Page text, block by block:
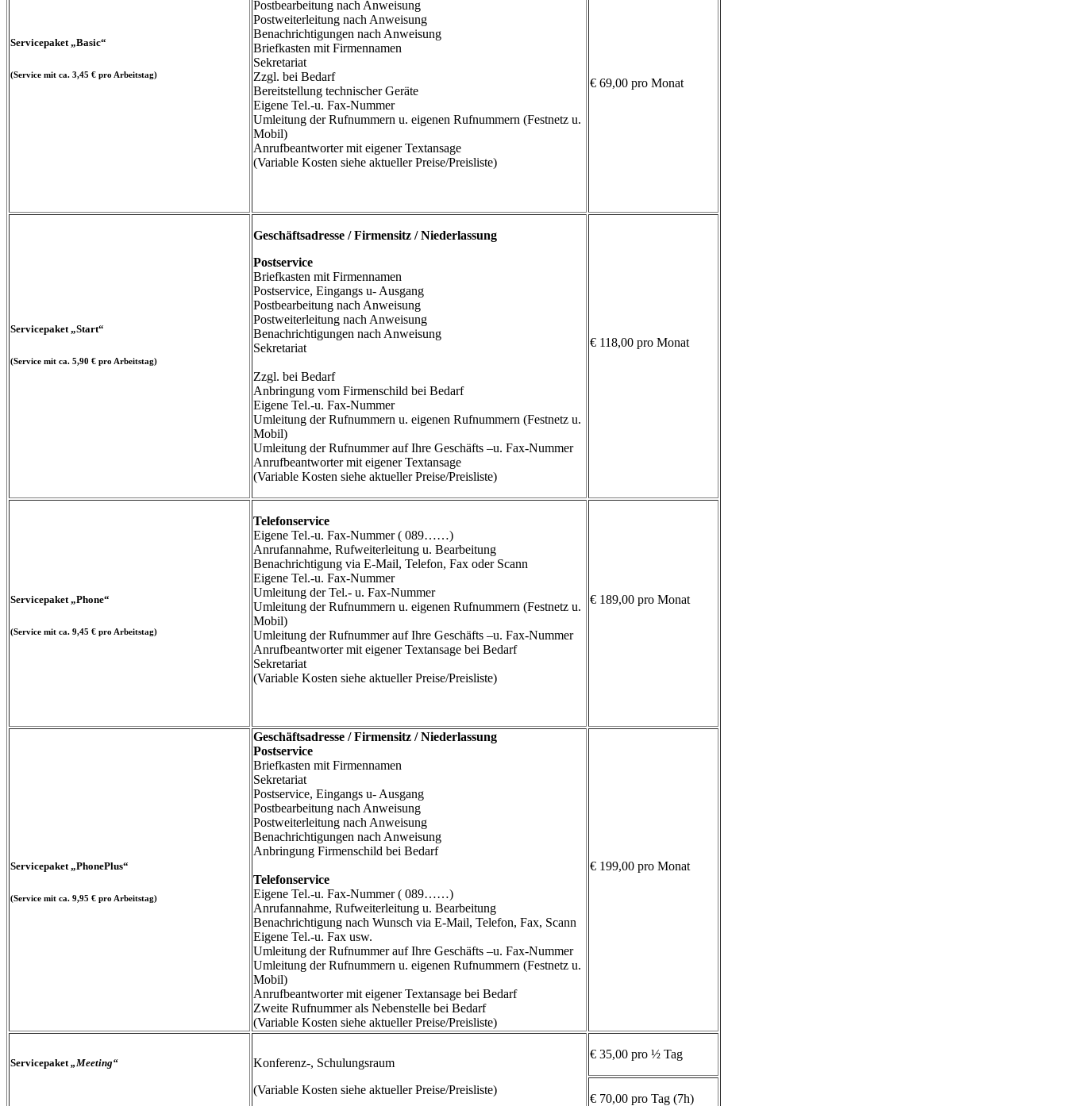
Servicepaket „Basic“
(Service mit ca. 3,45 € pro Arbeitstag)
Postbearbeitung nach Anweisung
Postweiterleitung nach Anweisung
Benachrichtigungen nach Anweisung
Briefkasten mit Firmennamen
Sekretariat
Zzgl. bei Bedarf
Bereitstellung technischer Geräte
Eigene Tel.-u. Fax-Nummer
Umleitung der Rufnummern u. eigenen Rufnummern (Festnetz u.
Mobil)
Anrufbeantworter mit eigener Textansage
(Variable Kosten siehe aktueller Preise/Preisliste)
€ 69,00 pro Monat
Servicepaket „Start“
(Service mit ca. 5,90 € pro Arbeitstag)
Geschäftsadresse / Firmensitz / Niederlassung
Postservice
Briefkasten mit Firmennamen
Postservice, Eingangs u- Ausgang
Postbearbeitung nach Anweisung
Postweiterleitung nach Anweisung
Benachrichtigungen nach Anweisung
Sekretariat
Zzgl. bei Bedarf
Anbringung vom Firmenschild bei Bedarf
Eigene Tel.-u. Fax-Nummer
Umleitung der Rufnummern u. eigenen Rufnummern (Festnetz u.
Mobil)
Umleitung der Rufnummer auf Ihre Geschäfts –u. Fax-Nummer
Anrufbeantworter mit eigener Textansage
(Variable Kosten siehe aktueller Preise/Preisliste)
€ 118,00 pro Monat
Servicepaket „Phone“
(Service mit ca. 9,45 € pro Arbeitstag)
Telefonservice
Eigene Tel.-u. Fax-Nummer ( 089……)
Anrufannahme, Rufweiterleitung u. Bearbeitung
Benachrichtigung via E-Mail, Telefon, Fax oder Scann
Eigene Tel.-u. Fax-Nummer
Umleitung der Tel.- u. Fax-Nummer
Umleitung der Rufnummern u. eigenen Rufnummern (Festnetz u.
Mobil)
Umleitung der Rufnummer auf Ihre Geschäfts –u. Fax-Nummer
Anrufbeantworter mit eigener Textansage bei Bedarf
Sekretariat
(Variable Kosten siehe aktueller Preise/Preisliste)
€ 189,00 pro Monat
Servicepaket „PhonePlus“
(Service mit ca. 9,95 € pro Arbeitstag)
Geschäftsadresse / Firmensitz / Niederlassung
Postservice
Briefkasten mit Firmennamen
Sekretariat
Postservice, Eingangs u- Ausgang
Postbearbeitung nach Anweisung
Postweiterleitung nach Anweisung
Benachrichtigungen nach Anweisung
Anbringung Firmenschild bei Bedarf
Telefonservice
Eigene Tel.-u. Fax-Nummer ( 089……)
Anrufannahme, Rufweiterleitung u. Bearbeitung
Benachrichtigung nach Wunsch via E-Mail, Telefon, Fax, Scann
Eigene Tel.-u. Fax usw.
Umleitung der Rufnummer auf Ihre Geschäfts –u. Fax-Nummer
Umleitung der Rufnummern u. eigenen Rufnummern (Festnetz u.
Mobil)
Anrufbeantworter mit eigener Textansage bei Bedarf
Zweite Rufnummer als Nebenstelle bei Bedarf
(Variable Kosten siehe aktueller Preise/Preisliste)
€ 199,00 pro Monat
Servicepaket „Meeting“
Konferenz-, Schulungsraum
(Variable Kosten siehe aktueller Preise/Preisliste)
€ 35,00 pro ½ Tag
€ 70,00 pro Tag (7h)